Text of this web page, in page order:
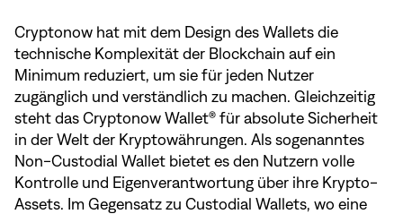
Cryptonow hat mit dem Design des Wallets die
technische Komplexität der Blockchain auf ein
Minimum reduziert, um sie für jeden Nutzer
zugänglich und verständlich zu machen. Gleichzeitig
steht das Cryptonow Wallet® für absolute Sicherheit
in der Welt der Kryptowährungen. Als sogenanntes
Non-Custodial Wallet bietet es den Nutzern volle
Kontrolle und Eigenverantwortung über ihre Krypto-
Assets. Im Gegensatz zu Custodial Wallets, wo eine